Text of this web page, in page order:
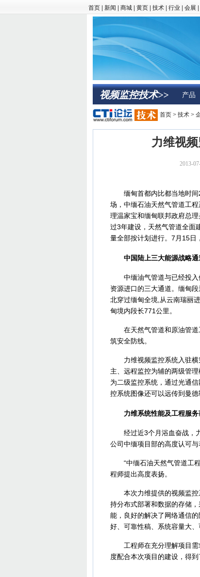
首页 新闻 商城 黄页 技术 行业 会展
视频监控技术>> 产品
首页 > 技术 >
力维视
2013-
缅甸首都内比都当地时间
场，中缅石油天然气管道工
理温家宝和缅甸联邦政府总
过3年建设，天然气管道全面
量全部按计划进行。7月15日
中国陆上三大能源战略
中缅油气管道与已经投入
资源进口的三大通道。缅甸
北穿过缅甸全境,从云南瑞丽
甸境内段长771公里。
在天然气管道和原油管道
筑安全防线。
力维视频监控系统入驻横
主、远程监控为辅的两级管
为二级监控系统，通过光通
控系统图像还可以远传到曼
力维系统性能及工程服
经过近3个月浴血奋战，力
公司中缅项目部的高度认可与
“中缅石油天然气管道工程
程师提出高度表扬。
本次力维提供的视频监控
持分布式部署和数据的存储
能，良好的解决了网络通信
好、可靠性稿、系统容量大
工程师在充分理解项目需
度配合本次项目的建设，得